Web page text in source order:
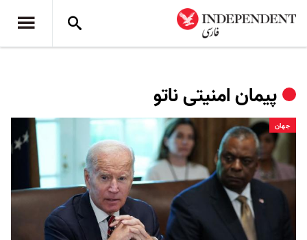
پیمان امنیتی ناتو
جهان